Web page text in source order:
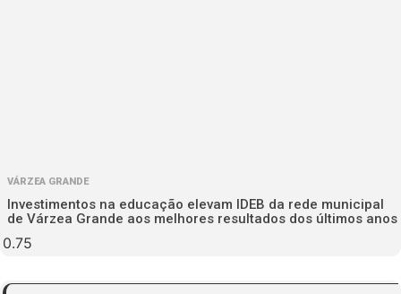
VÁRZEA GRANDE
Investimentos na educação elevam IDEB da rede municipal
de Várzea Grande aos melhores resultados dos últimos anos